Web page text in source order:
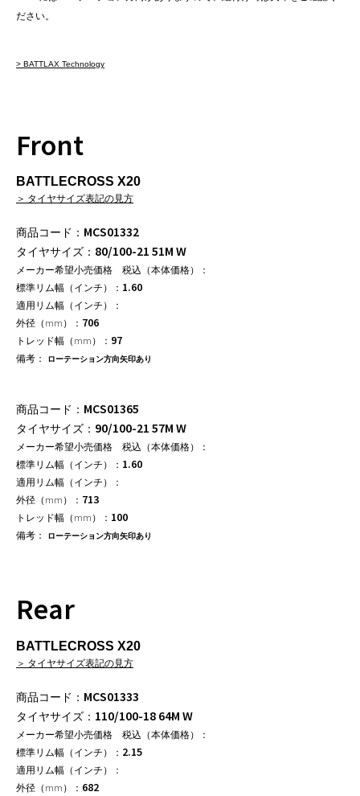
ださい。
> BATTLAX Technology
Front
BATTLECROSS X20
＞ タイヤサイズ表記の見方
MCS01332
80/100-21 51M W
1.60
706
97
ローテーション方向矢印あり
MCS01365
90/100-21 57M W
1.60
713
100
ローテーション方向矢印あり
Rear
BATTLECROSS X20
＞ タイヤサイズ表記の見方
MCS01333
110/100-18 64M W
2.15
682